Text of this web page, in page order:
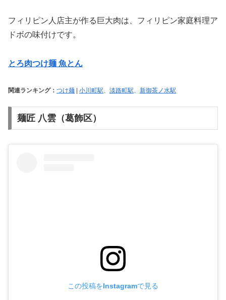
フィリピン人店主が作る巨大肉は、フィリピン家庭料理ア
ドボの味付けです。
とろ肉つけ麺 魚とん
関連ランキング： つけ麺 | 小川町駅 淡路町駅 新御茶ノ水駅
麺匠 八雲（葛飾区）
この投稿をInstagramで見る